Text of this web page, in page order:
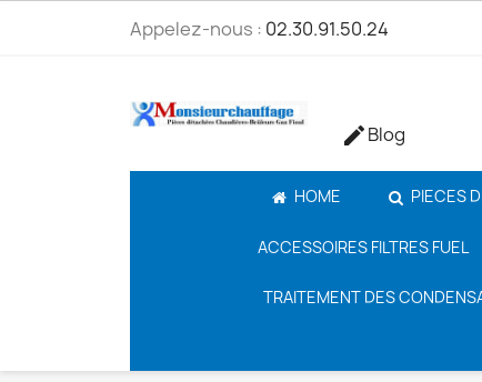
Appelez-nous : 02.30.91.50.24
Blog
HOME PIECES
ACCESSOIRES FILTRES FUEL
TRAITEMENT DES